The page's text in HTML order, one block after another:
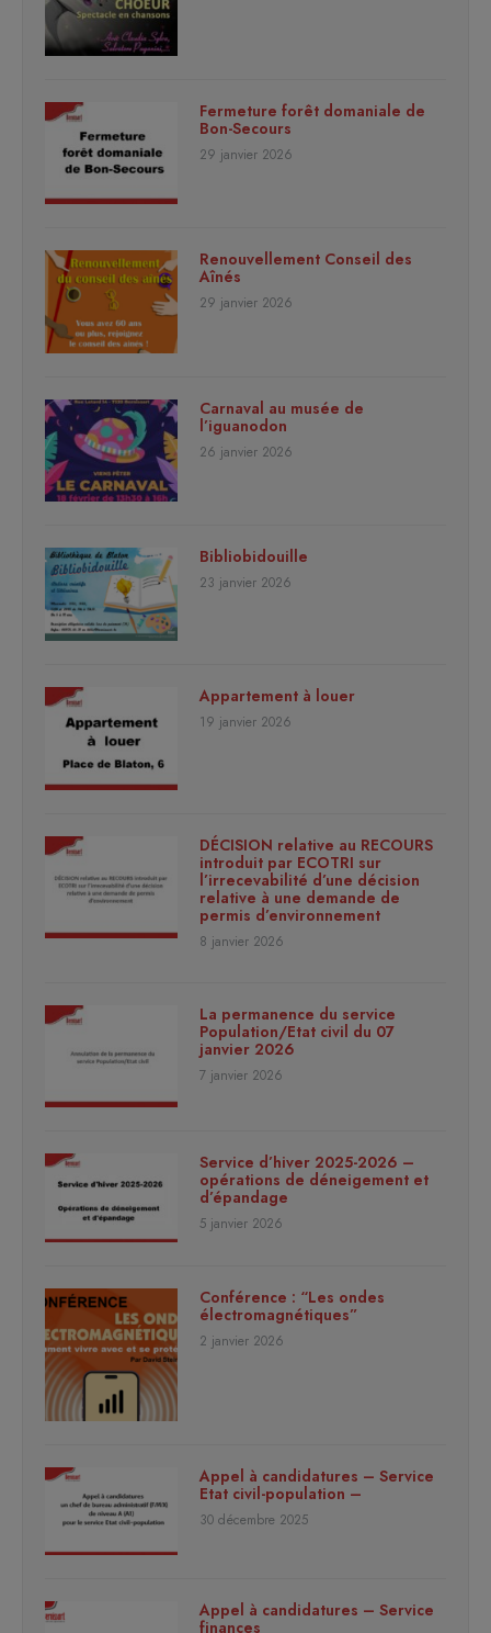
Fermeture forêt domaniale de
Bon-Secours
29 janvier 2026
Renouvellement Conseil des
Aînés
29 janvier 2026
Carnaval au musée de
l’iguanodon
26 janvier 2026
Bibliobidouille
23 janvier 2026
Appartement à louer
19 janvier 2026
DÉCISION relative au RECOURS
introduit par ECOTRI sur
l’irrecevabilité d’une décision
relative à une demande de
permis d’environnement
8 janvier 2026
La permanence du service
Population/Etat civil du 07
janvier 2026
7 janvier 2026
Service d’hiver 2025-2026 –
opérations de déneigement et
d’épandage
5 janvier 2026
Conférence : “Les ondes
électromagnétiques”
2 janvier 2026
Appel à candidatures – Service
Etat civil-population –
30 décembre 2025
Appel à candidatures – Service
finances